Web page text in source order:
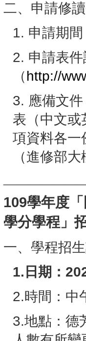
二、申請修
1. 申請期
2. 申請表
（http://
3. 應備文
表（中文或
項資料各一
（進修部
109學年度
學分學程」
一、學程招
1. 日期：
2.時間：中
3.地點：德